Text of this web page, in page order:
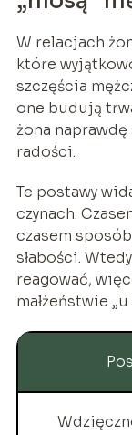
W relacjach
które
szczęścia
one budują
żona naprawdę
radości.
Te postawy
czynach.
czasem
słabości.
reagować,
małżeństwie